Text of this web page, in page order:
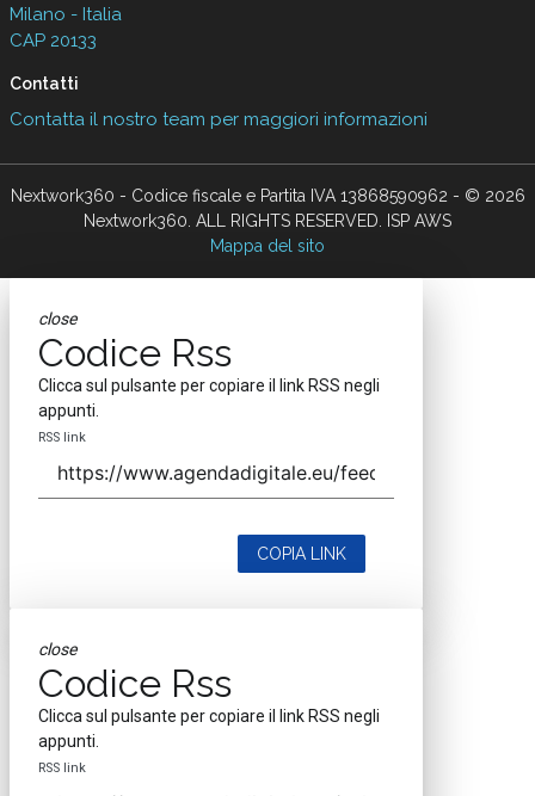
Milano - Italia
CAP 20133
Contatti
Contatta il nostro team per maggiori informazioni
Nextwork360 - Codice fiscale e Partita IVA 13868590962 - © 2026
Nextwork360. ALL RIGHTS RESERVED. ISP AWS
Mappa del sito
close
Codice Rss
Clicca sul pulsante per copiare il link RSS negli
appunti.
RSS link
COPIA LINK
close
Codice Rss
Clicca sul pulsante per copiare il link RSS negli
appunti.
RSS link